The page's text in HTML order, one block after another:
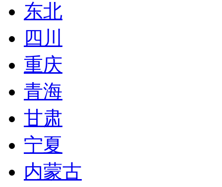
东北
四川
重庆
青海
甘肃
宁夏
内蒙古